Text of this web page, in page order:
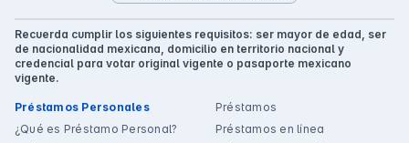
Recuerda cumplir los siguientes requisitos: ser mayor de edad, ser
de nacionalidad mexicana, domicilio en territorio nacional y
credencial para votar original vigente o pasaporte mexicano
vigente.
Préstamos Personales
¿Qué es Préstamo Personal?
Préstamos
Préstamos en línea